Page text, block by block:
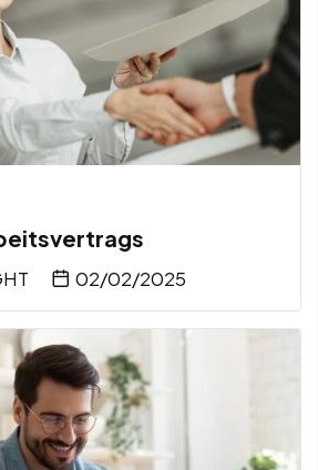
02/02/2025